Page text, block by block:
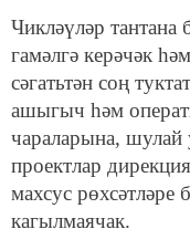
Чикләүләр тантана
гамәлгә керәчәк
сәгатьтән соң
ашыгыч һәм
чараларына, шулай
проектлар
махсус рөхсәтләре
кагылмаячак.